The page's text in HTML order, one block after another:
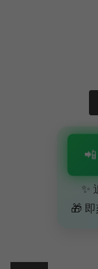
✨
🎁